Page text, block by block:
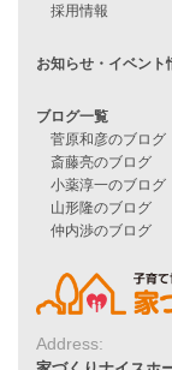
WOOD BOX
ハピネスシリー
Sシリーズ
シンプルな平屋
家づくりナイス
エコハウス
家づくりの流れ
7つのポイント
平屋をお考えの
Address: